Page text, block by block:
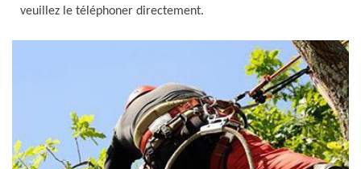
veuillez le téléphoner directement.